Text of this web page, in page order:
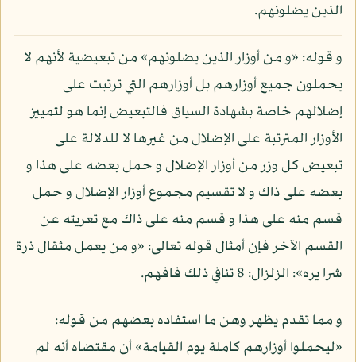
الذين يضلونهم.
و قوله: «و من أوزار الذين يضلونهم» من تبعيضية لأنهم لا
يحملون جميع أوزارهم بل أوزارهم التي ترتبت على
إضلالهم خاصة بشهادة السياق فالتبعيض إنما هو لتمييز
الأوزار المترتبة على الإضلال من غيرها لا للدلالة على
تبعيض كل وزر من أوزار الإضلال و حمل بعضه على هذا و
بعضه على ذاك و لا تقسيم مجموع أوزار الإضلال و حمل
قسم منه على هذا و قسم منه على ذاك مع تعريته عن
القسم الآخر فإن أمثال قوله تعالى: «و من يعمل مثقال ذرة
شرا يره»: الزلزال: 8 تنافي ذلك فافهم.
و مما تقدم يظهر وهن ما استفاده بعضهم من قوله:
«ليحملوا أوزارهم كاملة يوم القيامة» أن مقتضاه أنه لم